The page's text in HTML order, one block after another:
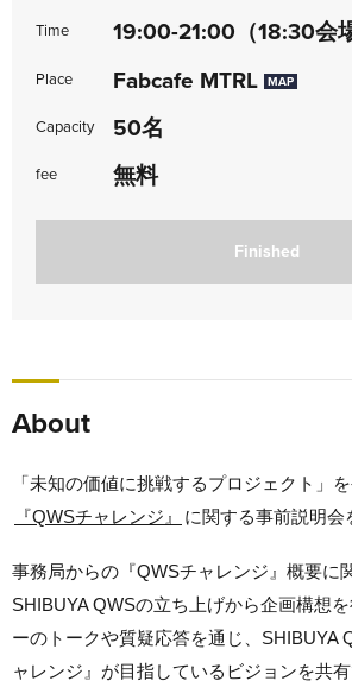
Time 19:00-21:00（18:30会
Place Fabcafe MTRL MAP
Capacity 50名
fee 無料
Finished
About
「未知の価値に挑戦するプロジェクト」
『QWSチャレンジ』
に関する事前説明会
事務局からの『QWSチャレンジ』概要に
SHIBUYA QWSの立ち上げから企画構想
ーのトークや質疑応答を通じ、SHIBUYA
ャレンジ』が目指しているビジョンを共